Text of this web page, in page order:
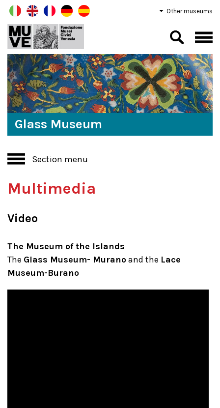
Other museums
Glass Museum
Section menu
Multimedia
Video
The Museum of the Islands
The Glass Museum- Muranoand the Lace
Museum-Burano